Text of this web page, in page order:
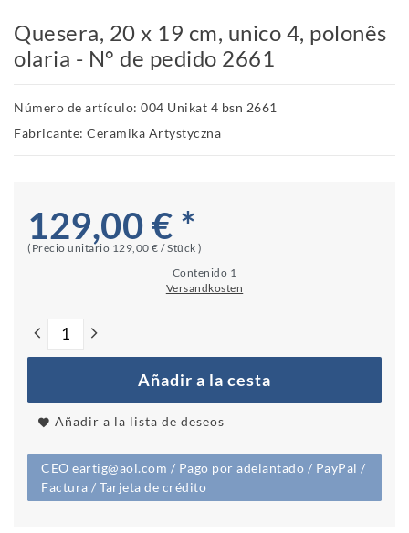
Quesera, 20 x 19 cm, unico 4, polonês
olaria - N° de pedido 2661
Número de artículo: 004 Unikat 4 bsn 2661
Fabricante: Ceramika Artystyczna
129,00 € *
(Precio unitario 129,00 € / Stück )
Contenido 1
Versandkosten
Añadir a la cesta
Añadir a la lista de deseos
CEO eartig@aol.com / Pago por adelantado / PayPal /
Factura / Tarjeta de crédito